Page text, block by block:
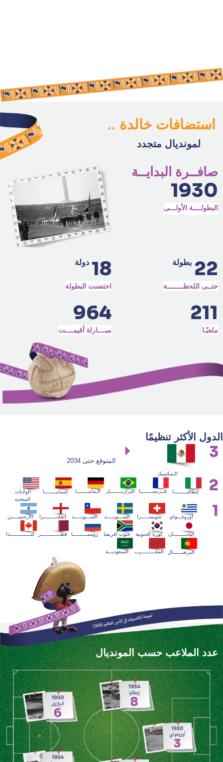
استضافات خالدة ..
لمونديال متجدد
صافــرة البدايــة
1930
البطولــــة الأولـــى
22 بطولة
حتــى اللحظــــــــة
18 دولة
احتضنت البطولة
211
ملعبًـا
964
مبــــاراة أقيمــــت
الدول الأكثر تنظيمًا
3
الـمكسيك
المتوقع حتى 2034
2 إيطاليـــــــــا فــرنســــــــا البرازيــــــــل ألـمانيــــــــا إسبانيــــــــا
الولايات
المتحدة
1 أوروغـــواي سويســـــرا الســـويـــــد الســـويـــــد إنجلتـــــــــرا الأرجنتيـــــن
اليابـــــــــان كوريا الجنوبية جنوب أفريقيا روسيــــــــــا قطـــــــــــــر كنــــــــــــــدا
البرتغـــــــال المغـــــــــرب السعوديـــة
عدد الملاعب حسب المونديال